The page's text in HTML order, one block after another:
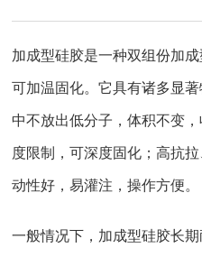
加成型硅胶是一种双组份加
可加温固化。它具有诸多显
中不放出低分子，体积不变
度限制，可深度固化；高抗
动性好，易灌注，操作方便。
一般情况下，加成型硅胶长